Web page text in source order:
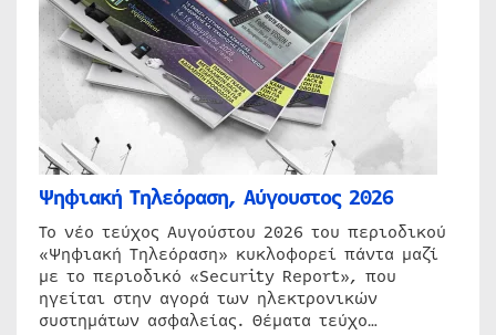
Ψηφιακή Τηλεόραση, Αύγουστος 2026
Το νέο τεύχος Αυγούστου 2026 του περιοδικού
«Ψηφιακή Τηλεόραση» κυκλοφορεί πάντα μαζί
με το περιοδικό «Security Report», που
ηγείται στην αγορά των ηλεκτρονικών
συστημάτων ασφαλείας. Θέματα τεύχο…